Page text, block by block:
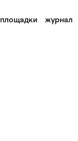
площадки журнал